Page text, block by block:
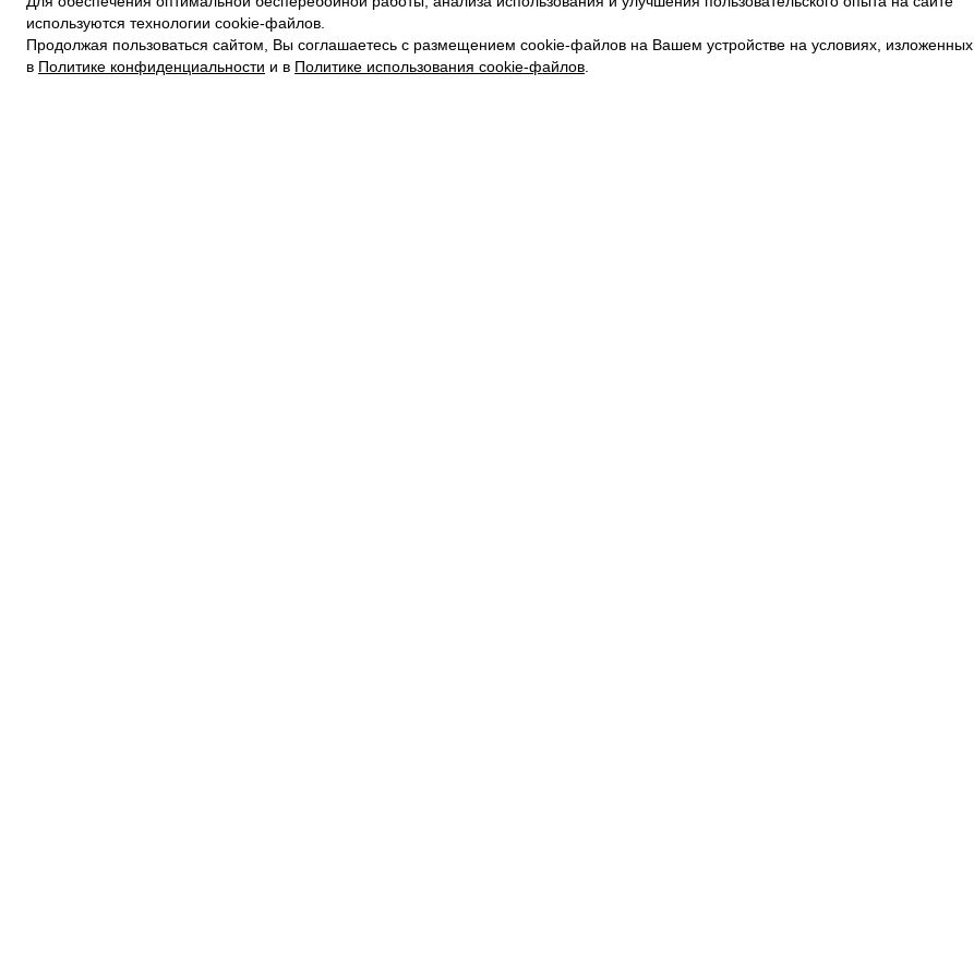
используются технологии cookie-файлов.
Продолжая пользоваться сайтом, Вы соглашаетесь с размещением cookie-файлов на Вашем устройстве на условиях, изложенных
в Политике конфиденциальности и в Политике использования cookie-файлов
ПОЛИТИКА КОНФИДЕНЦИАЛЬНОСТИ
ПОЛИТИКА COOKIE
УСЛОВИЯ ПОКУПКИ
КАРЬЕРА
ТЕЛЕГРАМ